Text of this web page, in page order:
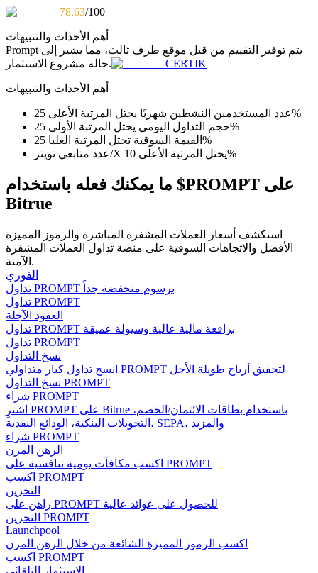
معلومة
تحليل البيانات الضخمة بما في ذلك المعلومات التجارية، وما
إلى ذلك.
دليل المبتدئين للعقود الآجلة
استراتيجيات التداول
تعلم كيفية البقاء مربحة
78.63/100
أهم الأحداث والتنبيهات
Prompt يتم توفير التقييم من قبل موقع طرف ثالث، مما يشير إلى
حالة مشروع الاستثمار.
CERTIK
أهم الأحداث والتنبيهات
عدد المستخدمين النشطين شهريًا يحتل المرتبة الأعلى 25%
حجم التداول اليومي يحتل المرتبة الأولى 25%
القيمة السوقية تحتل المرتبة العليا 25%
عدد متابعي تويتر/X يحتل المرتبة الأعلى 10%
ما يمكنك فعله باستخدام $PROMPT على
Bitrue
استكشف أسعار العملات المشفرة المباشرة والرموز المميزة
الأفضل والاتجاهات السوقية على منصة تداول العملات المشفرة
الآمنة.
الفوري
تداول PROMPT برسوم منخفضة جداً
تداول PROMPT
العقود الآجلة
تداول PROMPT برافعة مالية عالية وسيولة عميقة
تداول PROMPT
نسخ التداول
انسخ تداول كبار متداولي PROMPT لتحقيق أرباح طويلة الأجل
نسخ التداول PROMPT
شراء PROMPT
اشترِ PROMPT على Bitrue باستخدام بطاقات الائتمان/الخصم،
التحويلات البنكية، الودائع النقدية، SEPA، والمزيد
شراء PROMPT
الرهن المرن
اكسب مكافآت يومية تنافسية على PROMPT
اكسب PROMPT
التخزين
راهن على PROMPT للحصول على عوائد عالية
التخزين PROMPT
Launchpool
اكسب الرموز المميزة الشائعة من خلال الرهن المرن
اكسب PROMPT
الاستثمار التلقائي